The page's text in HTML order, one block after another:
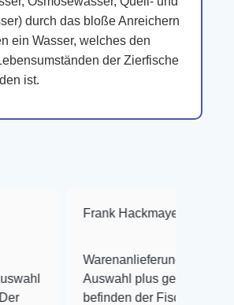
durch das bloße Anreichern
ein Wasser, welches den
der Zierfische
ist.
Frank Hackmayer ★★★★
Warenanlieferung Top und die
Auswahl plus gesundheitliches
befinden der Fische einwandfrei.